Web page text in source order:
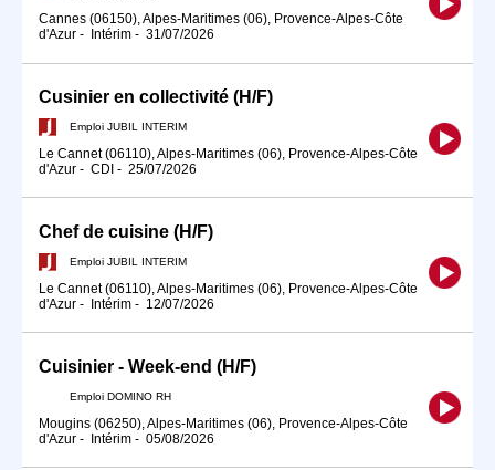
Cannes (06150), Alpes-Maritimes (06), Provence-Alpes-Côte
d'Azur - Intérim - 31/07/2026
Cusinier en collectivité (H/F)
Emploi JUBIL INTERIM
Le Cannet (06110), Alpes-Maritimes (06), Provence-Alpes-Côte
d'Azur - CDI - 25/07/2026
Chef de cuisine (H/F)
Emploi JUBIL INTERIM
Le Cannet (06110), Alpes-Maritimes (06), Provence-Alpes-Côte
d'Azur - Intérim - 12/07/2026
Cuisinier - Week-end (H/F)
Emploi DOMINO RH
Mougins (06250), Alpes-Maritimes (06), Provence-Alpes-Côte
d'Azur - Intérim - 05/08/2026